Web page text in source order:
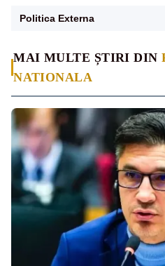
MAI MULTE ȘTIRI DIN
NATIONALA
Politica Externa